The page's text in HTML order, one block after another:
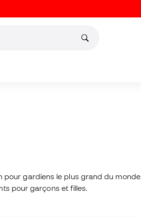
pour gardiens le plus grand du
pour garçons et filles.